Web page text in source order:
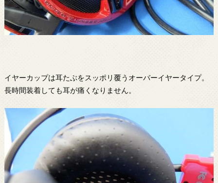
イヤーカップは耳たぶをスッポリ覆うオーバーイヤータイプ。
長時間装着しても耳が痛くなりません。